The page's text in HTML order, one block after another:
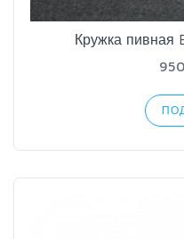
Кружка пивная